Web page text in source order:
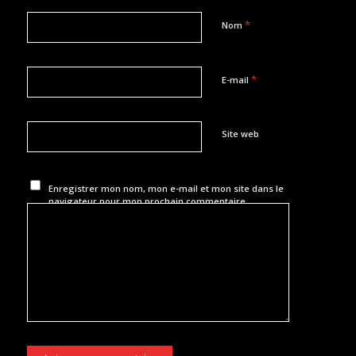
Nom *
E-mail *
Site web
Enregistrer mon nom, mon e-mail et mon site dans le
navigateur pour mon prochain commentaire.